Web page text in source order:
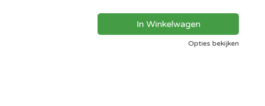
In Winkelwagen
Opties bekijken